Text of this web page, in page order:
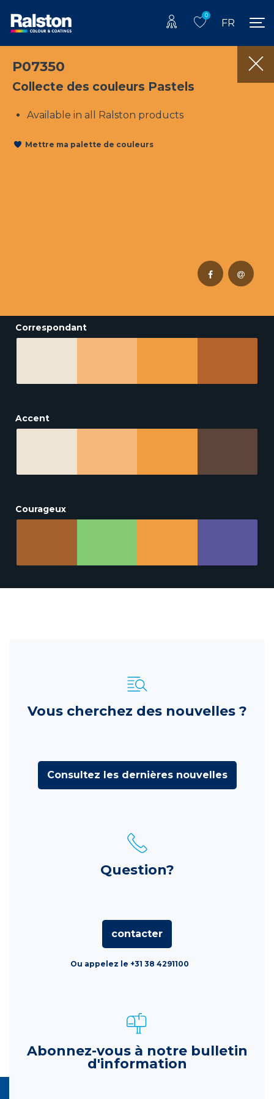
0
FR
P07350
Collecte des couleurs Pastels
Available in all Ralston products
Mettre ma palette de couleurs
Correspondant
Accent
Courageux
Vous cherchez des nouvelles ?
Consultez les dernières nouvelles
Question?
contacter
Ou appelez le +31 38 4291100
Abonnez-vous à notre bulletin
d'information